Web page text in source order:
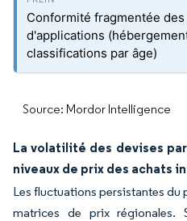
Conformité fragmentée
d'applications
classifications par âge)
Source: Mordor Intelligence
La volatilité des devises
niveaux de prix des achats
Les fluctuations persistantes du
matrices de prix régionales.